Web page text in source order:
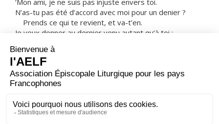
‘Mon ami, je ne suis pas injuste envers toi.
N’as-tu pas été d’accord avec moi pour un denier ?
Prends ce qui te revient, et va-t’en.
Je veux donner au dernier venu autant qu’à toi :
biens ?
Ou alors ton regard est-il mauvais
parce que moi, je suis bon ?’
C’est ainsi que les derniers seront premiers,
et les premiers seront derniers. »
– Acclamons la Parole de Dieu.